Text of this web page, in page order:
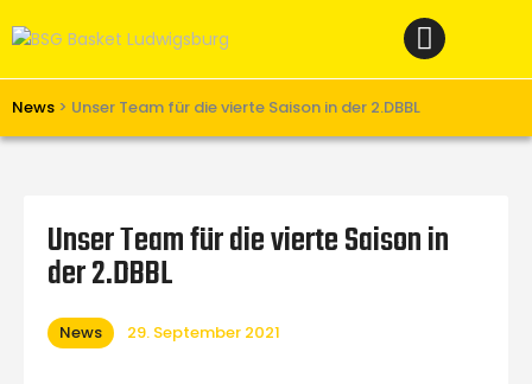
News > Unser Team für die vierte Saison in der 2.DBBL
Verein
Spielbetrieb
Unterstützen
Links
Unser Team für die vierte Saison in
der 2.DBBL
News 29. September 2021